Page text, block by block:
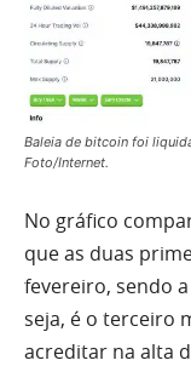
Baleia de bitcoin foi
Foto/Internet.
No gráfico
que as duas
fevereiro, sendo
seja, é o terceiro
acreditar na alta